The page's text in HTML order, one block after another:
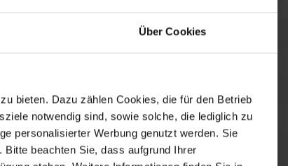
Über Cookies
bieten. Dazu zählen Cookies, die für den Betrieb
notwendig sind, sowie solche, die lediglich zu
personalisierter Werbung genutzt werden. Sie
beachten Sie, dass aufgrund Ihrer
14,0 Zoll
Intel Core i5 10210U @ 1,6 GHz
Generation: 10